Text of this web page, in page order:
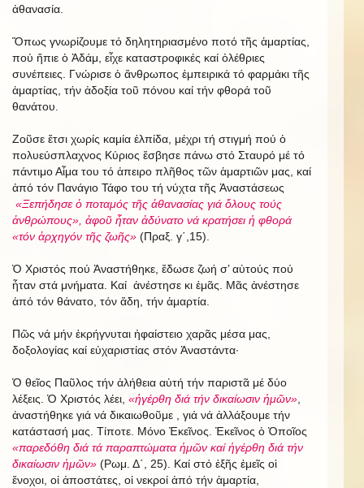
ἀθανασία.
Ὅπως γνωρίζουμε τό δηλητηριασμένο ποτό τῆς ἁμαρτίας,
πού ἤπιε ὁ Ἀδάμ, εἶχε καταστροφικές καί ὀλέθριες
συνέπειες. Γνώρισε ὁ ἄνθρωπος ἐμπειρικά τό φαρμάκι τῆς
ἁμαρτίας, τήν ἀδοξία τοῦ πόνου καί τήν φθορά τοῦ
θανάτου.
Ζοῦσε ἔτσι χωρίς καμία ἐλπίδα, μέχρι τή στιγμή πού ὁ
πολυεύσπλαχνος Κύριος ἔσβησε πάνω στό Σταυρό μέ τό
πάντιμο Αἷμα του τό ἀπειρο πλῆθος τῶν ἁμαρτιῶν μας, καί
ἀπό τόν Πανάγιο Τάφο του τή νύχτα τῆς Ἀναστάσεως
«Ξεπήδησε ὁ ποταμός τῆς ἀθανασίας γιά ὅλους τούς
ἀνθρώπους», ἀφοῦ ἦταν ἀδύνατο νά κρατήσει ἡ φθορά
«τόν ἀρχηγόν τῆς ζωῆς» (Πραξ. γ΄,15).
Ὁ Χριστός πού Ἀναστήθηκε, ἔδωσε ζωή σ’ αὐτούς πού
ἦταν στά μνήματα. Καί ἀνέστησε κι ἐμᾶς. Μᾶς ἀνέστησε
ἀπό τόν θάνατο, τόν ἅδη, τήν ἁμαρτία.
Πῶς νά μήν ἐκρήγνυται ἡφαίστειο χαρᾶς μέσα μας,
δοξολογίας καί εὐχαριστίας στόν Ἀναστάντα·
Ὁ θεῖος Παῦλος τήν ἀλήθεια αὐτή τήν παριστᾶ μέ δύο
λέξεις. Ὁ Χριστός λέει, «ἠγέρθη διά τήν δικαίωσιν ἡμῶν»
ἀναστήθηκε γιά νά δικαιωθοῦμε , γιά νά ἀλλάξουμε τήν
κατάστασή μας. Τίποτε. Μόνο Ἐκεῖνος. Ἐκεῖνος ὁ Ὁποῖος
«παρεδόθη διά τά παραπτώματα ἡμῶν καί ἡγέρθη διά τήν
δικαίωσιν ἡμῶν» (Ρωμ. Δ΄, 25). Καί στό ἐξῆς ἐμεῖς οἱ
ἔνοχοι, οἱ ἀποστάτες, οἱ νεκροί ἀπό τήν ἁμαρτία,